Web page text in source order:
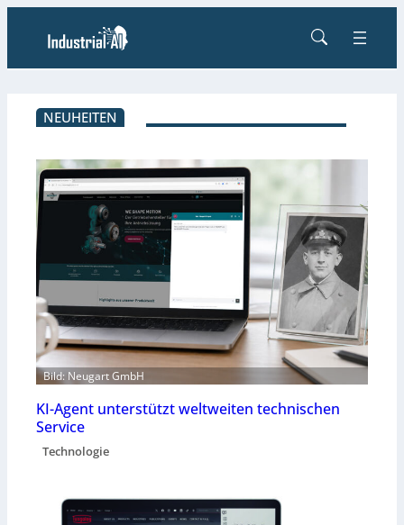
NEUHEITEN
Bild: Neugart GmbH
KI-Agent unterstützt weltweiten technischen
Service
Technologie